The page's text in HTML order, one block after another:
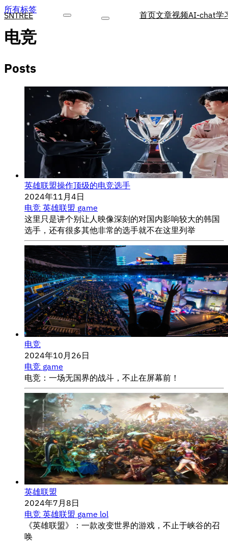
SNTREE 首页文章视频AI-chat学
所有标签
电竞
Posts
英雄联盟操作顶级的电竞选手
2024年11月4日
电竞 英雄联盟 game
这里只是讲个别让人映像深刻的对国内影响较大的韩国
选手，还有很多其他非常的选手就不在这里列举
电竞
2024年10月26日
电竞 game
电竞：一场无国界的战斗，不止在屏幕前！
英雄联盟
2024年7月8日
电竞 英雄联盟 game lol
《英雄联盟》：一款改变世界的游戏，不止于峡谷的召
唤